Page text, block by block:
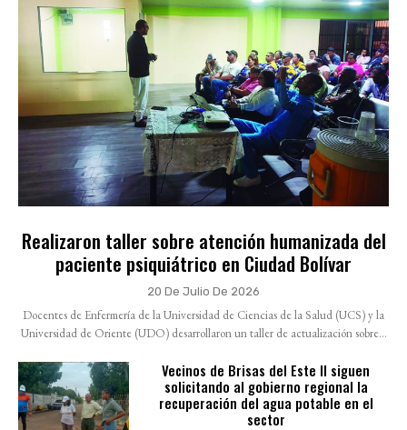
Realizaron taller sobre atención humanizada del
paciente psiquiátrico en Ciudad Bolívar
20 De Julio De 2026
Docentes de Enfermería de la Universidad de Ciencias de la Salud (UCS) y la
Universidad de Oriente (UDO) desarrollaron un taller de actualización sobre...
Vecinos de Brisas del Este II siguen
solicitando al gobierno regional la
recuperación del agua potable en el
sector